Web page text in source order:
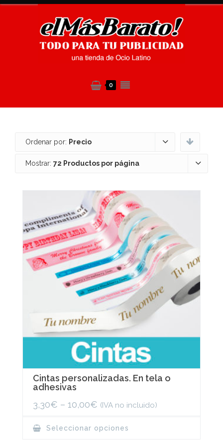
0
Ordenar por: Precio
Mostrar: 72 Productos por página
Cintas personalizadas. En tela o
adhesivas
3,30€ – 10,00€ (IVA no incluido)
Seleccionar opciones